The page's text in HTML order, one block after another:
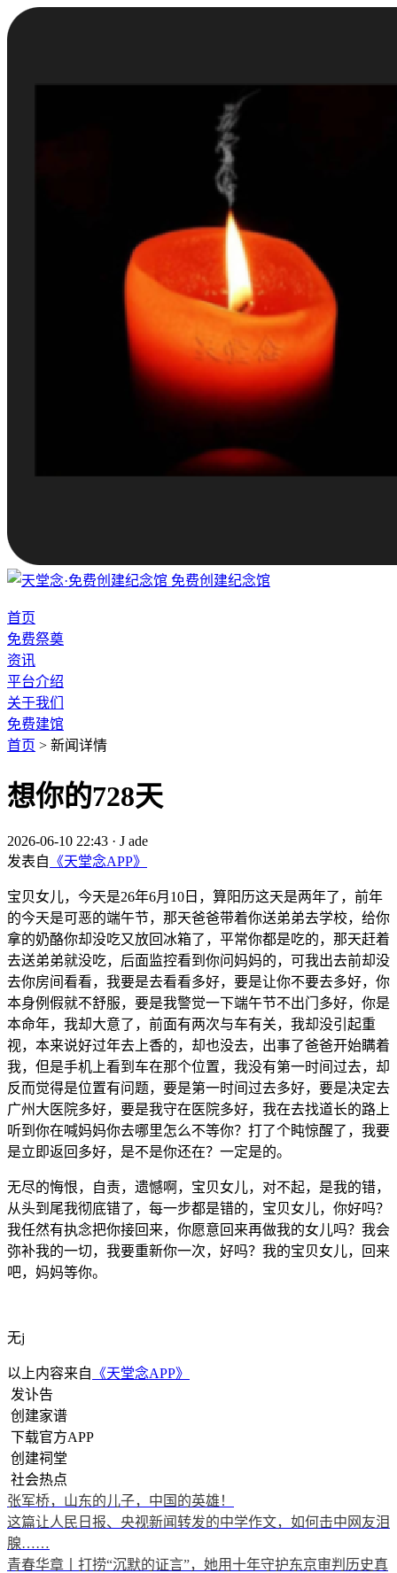
免费创建纪念馆
首页
免费祭奠
资讯
平台介绍
关于我们
免费建馆
首页 > 新闻详情
想你的728天
2026-06-10 22:43 · J ade
发表自 《天堂念APP》
宝贝女儿，今天是26年6月10日，算阳历这天是两年了，前年
的今天是可恶的端午节，那天爸爸带着你送弟弟去学校，给你
拿的奶酪你却没吃又放回冰箱了，平常你都是吃的，那天赶着
去送弟弟就没吃，后面监控看到你问妈妈的，可我出去前却没
去你房间看看，我要是去看看多好，要是让你不要去多好，你
本身例假就不舒服，要是我警觉一下端午节不出门多好，你是
本命年，我却大意了，前面有两次与车有关，我却没引起重
视，本来说好过年去上香的，却也没去，出事了爸爸开始瞒着
我，但是手机上看到车在那个位置，我没有第一时间过去，却
反而觉得是位置有问题，要是第一时间过去多好，要是决定去
广州大医院多好，要是我守在医院多好，我在去找道长的路上
听到你在喊妈妈你去哪里怎么不等你？打了个盹惊醒了，我要
是立即返回多好，是不是你还在？一定是的。
无尽的悔恨，自责，遗憾啊，宝贝女儿，对不起，是我的错，
从头到尾我彻底错了，每一步都是错的，宝贝女儿，你好吗？
我任然有执念把你接回来，你愿意回来再做我的女儿吗？我会
弥补我的一切，我要重新你一次，好吗？我的宝贝女儿，回来
吧，妈妈等你。
无j
以上内容来自 《天堂念APP》
发讣告
创建家谱
下载官方APP
创建祠堂
社会热点
张军桥，山东的儿子，中国的英雄！
这篇让人民日报、央视新闻转发的中学作文，如何击中网友泪
腺……
青春华章丨打捞“沉默的证言”，她用十年守护东京审判历史真